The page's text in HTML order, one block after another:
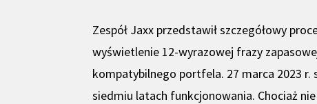
Zespół Jaxx przedstawił szczegółowy
wyświetlenie 12-wyrazowej frazy
kompatybilnego portfela. 27 marca 2023 r.
siedmiu latach funkcjonowania. Chociaż